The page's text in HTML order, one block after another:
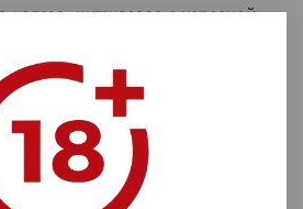
долгое, цитрусовое с хересной
RumX (8+/10); отмечен за
финиш в категории премиум-